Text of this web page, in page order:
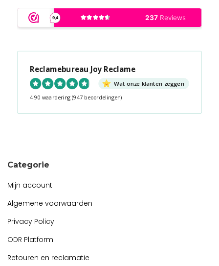
Reclamebureau Joy Reclame
Wat onze klanten zeggen
4.90 waardering (947 beoordelingen)
Categorie
Mijn account
Algemene voorwaarden
Privacy Policy
ODR Platform
Retouren en reclamatie